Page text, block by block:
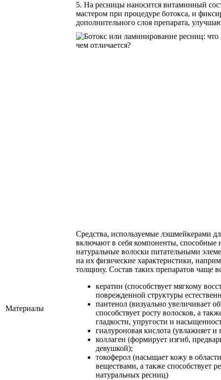
5. На ресницы наносится витаминный
мастером при процедуре ботокса, и
дополнительного слоя препарата,
Материалы
Средства, используемые лэшмейкерами
включают в себя компоненты, способные
натуральные волоски питательными
на их физические характеристики,
толщину. Состав таких препаратов чаще
кератин (способствует мягкому
поврежденной структуры
пантенол (визуально увеличивает
способствует росту волосков, а
гладкости, упругости и
гиалуроновая кислота (увлажняет и
коллаген (формирует изгиб,
девушкой);
токоферол (насыщает кожу в
веществами, а также способствует
натуральных ресниц)